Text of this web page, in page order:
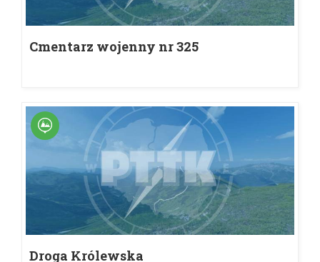
Cmentarz wojenny nr 325
Droga Królewska